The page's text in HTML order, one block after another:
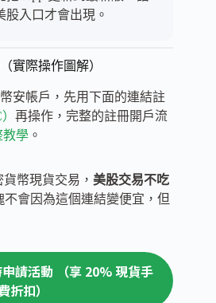
股入口才會出現。
實際操作圖解）
安帳戶，先用下面的連結註
再操作，完整的註冊開戶流
教學 。
幣現貨交易， 美股交易不吃
不會因為這個連結變便宜，但
請活動 （享 20% 現貨手
折扣）